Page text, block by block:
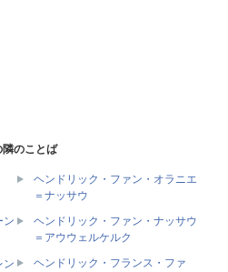
隣のことば
ヘンドリック・ファン・オラニエ
＝ナッサウ
ン
ヘンドリック・ファン・ナッサウ
＝アウウェルケルク
ン
ヘンドリック・フランス・ファ